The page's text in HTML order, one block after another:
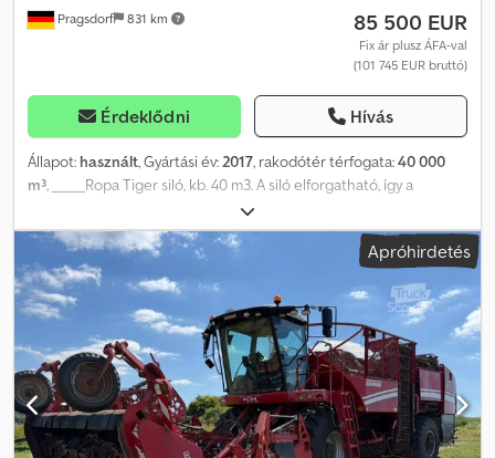
Pragsdorf 831 km 85 500 EUR
Fix ár plusz ÁFA-val
(101 745 EUR bruttó)
Érdeklődni Hívás
Állapot: használt, Gyártási év: 2017, rakodótér térfogata:40 000
m³ , _____Ropa Tiger siló, kb. 40 m3. A siló elforgatható, így a
rakodást előre jobbra vagy hátra balra lehet végezni, minden
betakarító géphez alkalmas. Az alváz más célokra is használható.
Saját hidraulikus rendszer. RUW futómű. Tárolási hely: Ügyfél.
Dcedpfjzr Tafjx Agljk
Apróhirdetés